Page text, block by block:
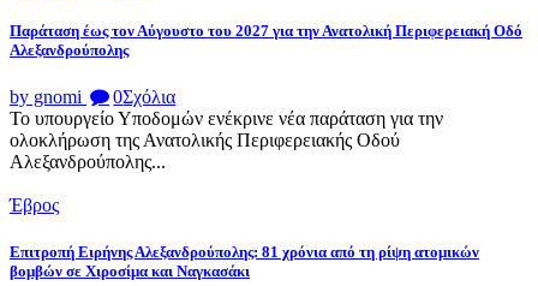
Παράταση έως τον Αύγουστο του 2027 για την Ανατολική Περιφερειακή Οδό
Αλεξανδρούπολης
by gnomi 0Σχόλια
Το υπουργείο Υποδομών ενέκρινε νέα παράταση για την
ολοκλήρωση της Ανατολικής Περιφερειακής Οδού
Αλεξανδρούπολης...
Έβρος
Επιτροπή Ειρήνης Αλεξανδρούπολης: 81 χρόνια από τη ρίψη ατομικών
βομβών σε Χιροσίμα και Ναγκασάκι